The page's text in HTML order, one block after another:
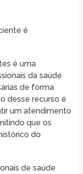
é
é uma
da saúde
de forma
desse recurso é
um atendimento
que os
do
de saúde